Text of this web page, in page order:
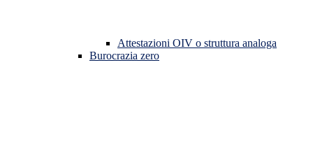
Attestazioni OIV o struttura analoga
Burocrazia zero